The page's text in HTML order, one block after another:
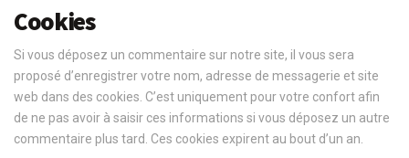
Cookies
Si vous déposez un commentaire sur notre site, il vous sera
proposé d’enregistrer votre nom, adresse de messagerie et site
web dans des cookies. C’est uniquement pour votre confort afin
de ne pas avoir à saisir ces informations si vous déposez un autre
commentaire plus tard. Ces cookies expirent au bout d’un an.